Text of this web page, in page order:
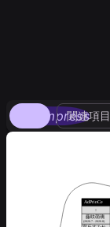
compress
関連項目